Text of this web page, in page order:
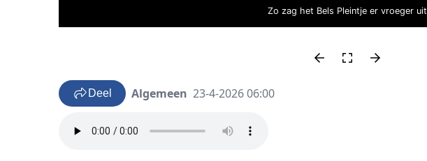
Zo zag het Bels Pleintje er vroeger uit
Deel Algemeen 23-4-2026 06:00